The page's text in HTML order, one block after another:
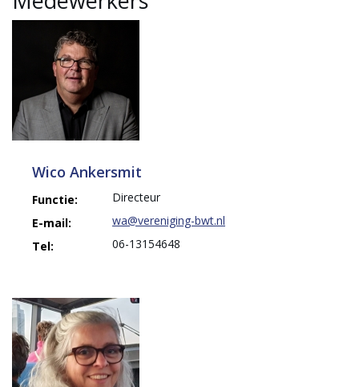
Wico Ankersmit
Functie:
Directeur
E-mail:
wa@vereniging-bwt.nl
Tel:
06-13154648